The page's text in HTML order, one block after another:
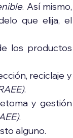
. Así mismo,
que elija, el
los productos
reciclaje y
.
y gestión
.
alguno.